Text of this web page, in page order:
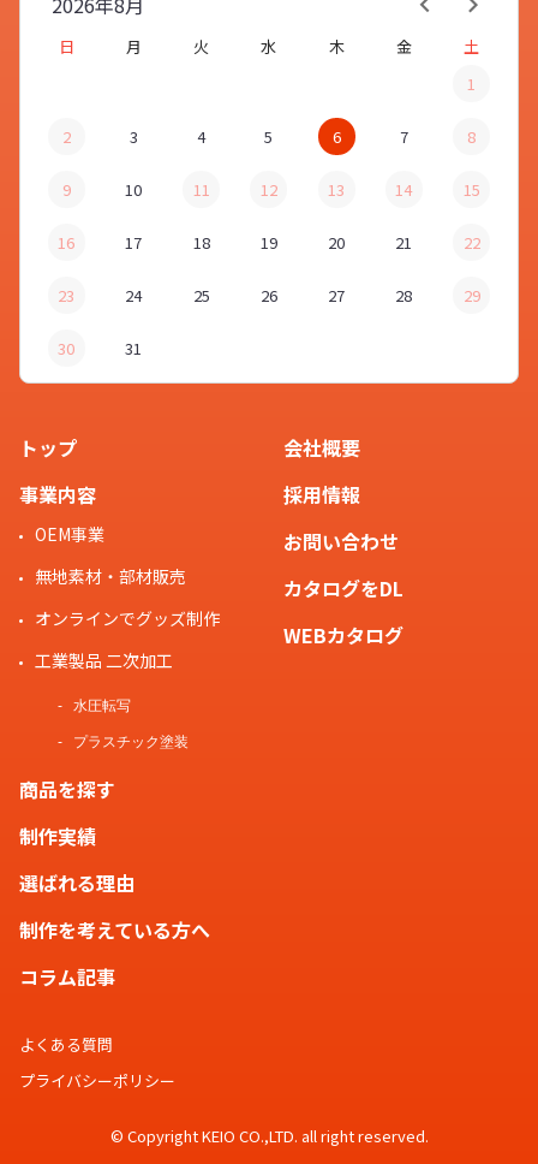
日 月 火 水 木 金
土
1
2 3 4 5 6 7 8
9 10 11 12 13 14 15
16 17 18 19 20 21 22
23 24 25 26 27 28 29
30 31
トップ
事業内容
OEM事業
無地素材・部材販売
オンラインでグッズ制作
工業製品 二次加工
水圧転写
プラスチック塗装
商品を探す
制作実績
選ばれる理由
制作を考えている方へ
コラム記事
会社概要
採用情報
お問い合わせ
カタログをDL
WEBカタログ
よくある質問
プライバシーポリシー
© Copyright KEIO CO.,LTD. all right reserved.